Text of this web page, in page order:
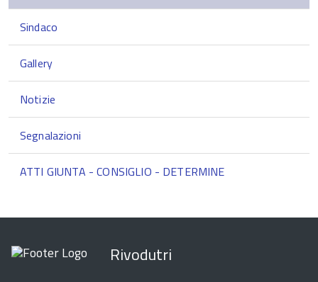
Sindaco
Gallery
Notizie
Segnalazioni
ATTI GIUNTA - CONSIGLIO - DETERMINE
Rivodutri